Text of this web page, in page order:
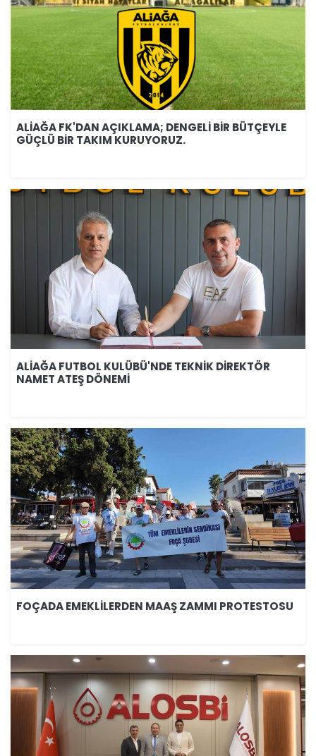
ALİAĞA FK'DAN AÇIKLAMA; DENGELİ BİR BÜTÇEYLE
GÜÇLÜ BİR TAKIM KURUYORUZ.
ALİAĞA FUTBOL KULÜBÜ'NDE TEKNİK DİREKTÖR
NAMET ATEŞ DÖNEMİ
FOÇADA EMEKLİLERDEN MAAŞ ZAMMI PROTESTOSU